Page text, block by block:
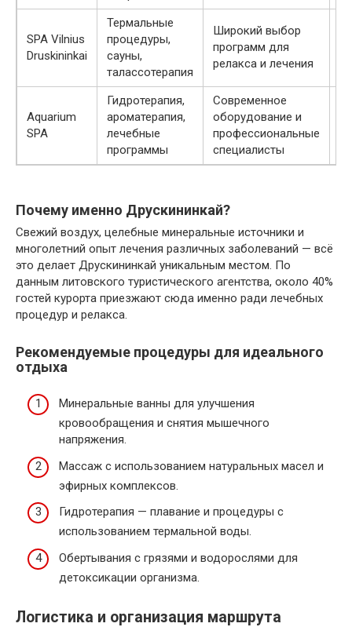
SPA Vilnius
Druskininkai
Термальные
процедуры,
сауны,
талассотерапия
Широкий выбор
программ для
релакса и лечения
Aquarium
SPA
Гидротерапия,
ароматерапия,
лечебные
программы
Современное
оборудование и
профессиональные
специалисты
Почему именно Друскининкай?
Свежий воздух, целебные минеральные источники и
многолетний опыт лечения различных заболеваний — всё
это делает Друскининкай уникальным местом. По
данным литовского туристического агентства, около 40%
гостей курорта приезжают сюда именно ради лечебных
процедур и релакса.
Рекомендуемые процедуры для идеального
отдыха
Минеральные ванны для улучшения
кровообращения и снятия мышечного
напряжения.
Массаж с использованием натуральных масел и
эфирных комплексов.
Гидротерапия — плавание и процедуры с
использованием термальной воды.
Обертывания с грязями и водорослями для
детоксикации организма.
Логистика и организация маршрута